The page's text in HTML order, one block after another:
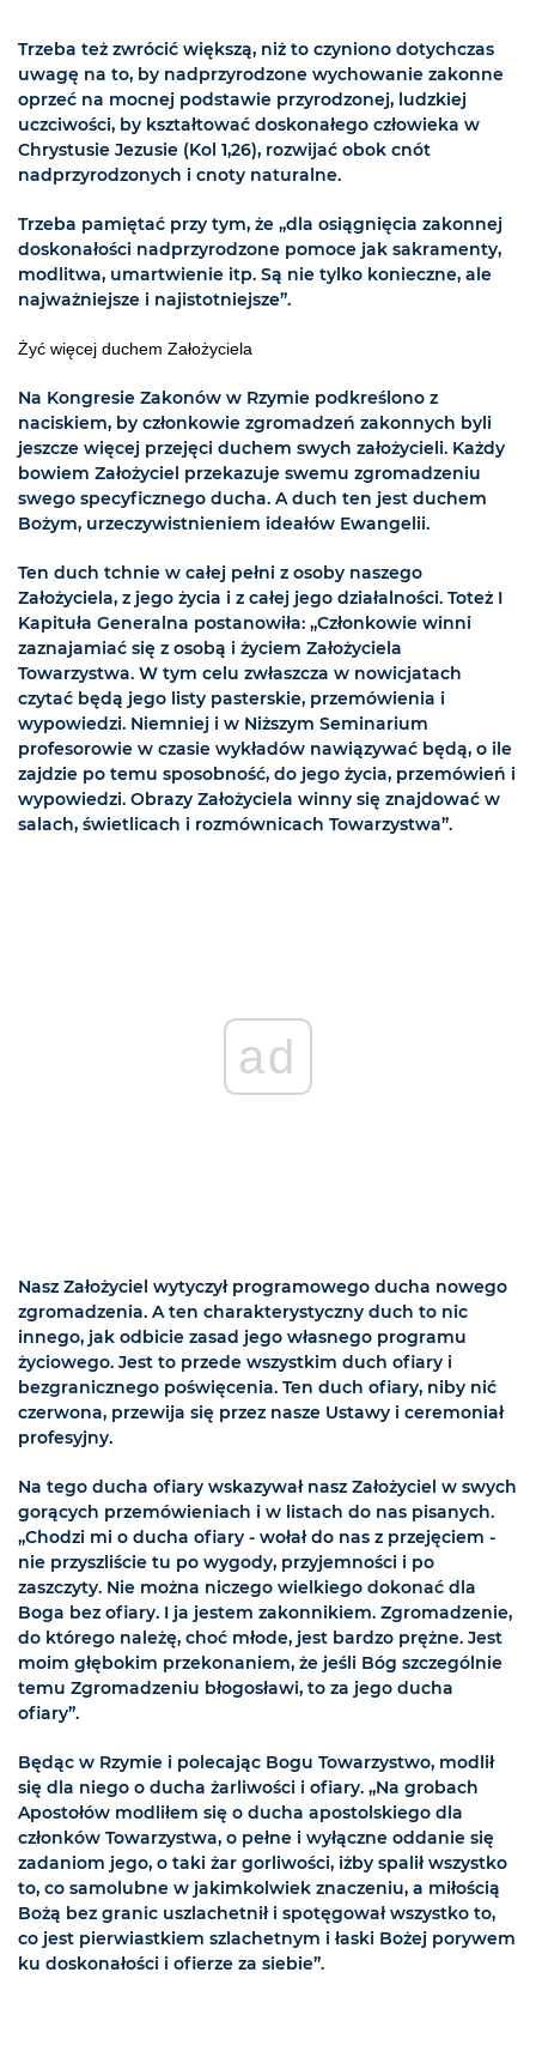
Trzeba też zwrócić większą, niż to czyniono dotychczas
uwagę na to, by nadprzyrodzone wychowanie zakonne
oprzeć na mocnej podstawie przyrodzonej, ludzkiej
uczciwości, by kształtować doskonałego człowieka w
Chrystusie Jezusie (Kol 1,26), rozwijać obok cnót
nadprzyrodzonych i cnoty naturalne.
Trzeba pamiętać przy tym, że „dla osiągnięcia zakonnej
doskonałości nadprzyrodzone pomoce jak sakramenty,
modlitwa, umartwienie itp. Są nie tylko konieczne, ale
najważniejsze i najistotniejsze”.
Żyć więcej duchem Założyciela
Na Kongresie Zakonów w Rzymie podkreślono z
naciskiem, by członkowie zgromadzeń zakonnych byli
jeszcze więcej przejęci duchem swych założycieli. Każdy
bowiem Założyciel przekazuje swemu zgromadzeniu
swego specyficznego ducha. A duch ten jest duchem
Bożym, urzeczywistnieniem ideałów Ewangelii.
Ten duch tchnie w całej pełni z osoby naszego
Założyciela, z jego życia i z całej jego działalności. Toteż I
Kapituła Generalna postanowiła: „Członkowie winni
zaznajamiać się z osobą i życiem Założyciela
Towarzystwa. W tym celu zwłaszcza w nowicjatach
czytać będą jego listy pasterskie, przemówienia i
wypowiedzi. Niemniej i w Niższym Seminarium
profesorowie w czasie wykładów nawiązywać będą, o ile
zajdzie po temu sposobność, do jego życia, przemówień i
wypowiedzi. Obrazy Założyciela winny się znajdować w
salach, świetlicach i rozmównicach Towarzystwa”.
ad
Nasz Założyciel wytyczył programowego ducha nowego
zgromadzenia. A ten charakterystyczny duch to nic
innego, jak odbicie zasad jego własnego programu
życiowego. Jest to przede wszystkim duch ofiary i
bezgranicznego poświęcenia. Ten duch ofiary, niby nić
czerwona, przewija się przez nasze Ustawy i ceremoniał
profesyjny.
Na tego ducha ofiary wskazywał nasz Założyciel w swych
gorących przemówieniach i w listach do nas pisanych.
„Chodzi mi o ducha ofiary - wołał do nas z przejęciem -
nie przyszliście tu po wygody, przyjemności i po
zaszczyty. Nie można niczego wielkiego dokonać dla
Boga bez ofiary. I ja jestem zakonnikiem. Zgromadzenie,
do którego należę, choć młode, jest bardzo prężne. Jest
moim głębokim przekonaniem, że jeśli Bóg szczególnie
temu Zgromadzeniu błogosławi, to za jego ducha
ofiary”.
Będąc w Rzymie i polecając Bogu Towarzystwo, modlił
się dla niego o ducha żarliwości i ofiary. „Na grobach
Apostołów modliłem się o ducha apostolskiego dla
członków Towarzystwa, o pełne i wyłączne oddanie się
zadaniom jego, o taki żar gorliwości, iżby spalił wszystko
to, co samolubne w jakimkolwiek znaczeniu, a miłością
Bożą bez granic uszlachetnił i spotęgował wszystko to,
co jest pierwiastkiem szlachetnym i łaski Bożej porywem
ku doskonałości i ofierze za siebie”.